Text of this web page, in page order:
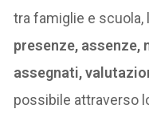
tra famiglie e
presenze,
assegnati,
possibile attraverso